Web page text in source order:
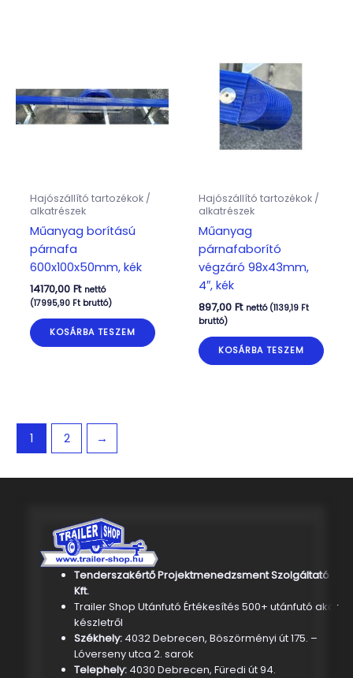
Hajószállító tartozékok /
alkatrészek
Műanyag borítású
párnafa
600x100x50mm, kék
14170,00 Ft nettó
(17995,90 Ftbruttó)
KOSÁRBA TESZEM
Hajószállító tartozékok /
alkatrészek
Műanyag
párnafaborító
végzáró 98x43mm,
4″, kék
897,00 Ft nettó (1139,19 Ft
bruttó)
KOSÁRBA TESZEM
1 2 →
Tenderszakértő Projektmenedzsment Szolgáltató
Kft.
Trailer Shop Utánfutó Értékesítés 500+ utánfutó akár
készletről
Székhely: 4032 Debrecen, Böszörményi út 175. –
Lóverseny utca 2. sarok
Telephely:4030 Debrecen, Füredi út 94.